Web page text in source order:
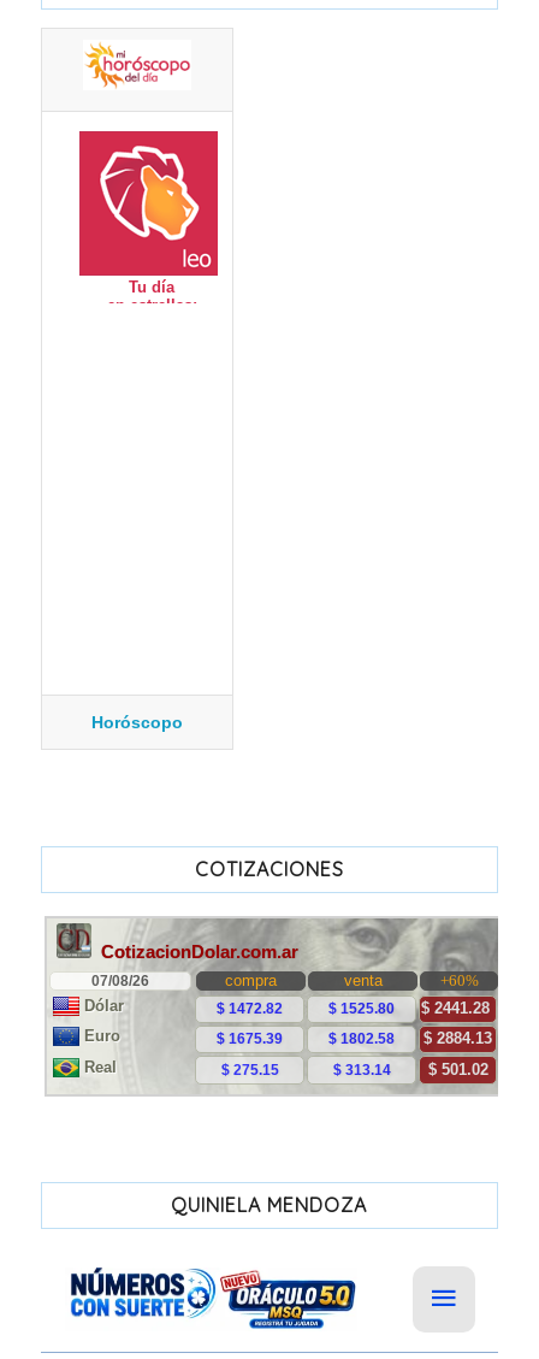
Horóscopo
COTIZACIONES
QUINIELA MENDOZA